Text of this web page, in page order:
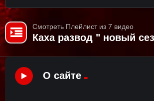
Смотреть Плейлист из 7 видео
Каха развод " новый
О сайте